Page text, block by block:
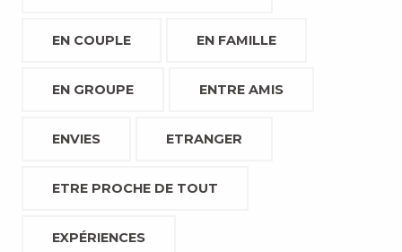
EN COUPLE EN FAMILLE
EN GROUPE ENTRE AMIS
ENVIES ETRANGER
ETRE PROCHE DE TOUT
EXPÉRIENCES